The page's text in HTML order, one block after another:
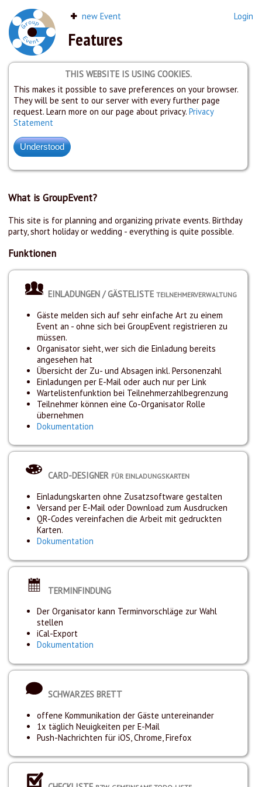
new Event Login
Features
THIS WEBSITE IS USING COOKIES.
This makes it possible to save preferences on your browser.
They will be sent to our server with every further page
request. Learn more on our page about privacy. Privacy
Statement
What is GroupEvent?
This site is for planning and organizing private events. Birthday
party, short holiday or wedding - everything is quite possible.
Funktionen
EINLADUNGEN / GÄSTELISTE TEILNEHMERVERWALTUNG
Gäste melden sich auf sehr einfache Art zu einem
Event an - ohne sich bei GroupEvent registrieren zu
müssen.
Organisator sieht, wer sich die Einladung bereits
angesehen hat
Übersicht der Zu- und Absagen inkl. Personenzahl
Einladungen per E-Mail oder auch nur per Link
Wartelistenfunktion bei Teilnehmerzahlbegrenzung
Teilnehmer können eine Co-Organisator Rolle
übernehmen
Dokumentation
CARD-DESIGNER FÜR EINLADUNGSKARTEN
Einladungskarten ohne Zusatzsoftware gestalten
Versand per E-Mail oder Download zum Ausdrucken
QR-Codes vereinfachen die Arbeit mit gedruckten
Karten.
Dokumentation
TERMINFINDUNG
Der Organisator kann Terminvorschläge zur Wahl
stellen
iCal-Export
Dokumentation
SCHWARZES BRETT
offene Kommunikation der Gäste untereinander
1x täglich Neuigkeiten per E-Mail
Push-Nachrichten für iOS, Chrome, Firefox